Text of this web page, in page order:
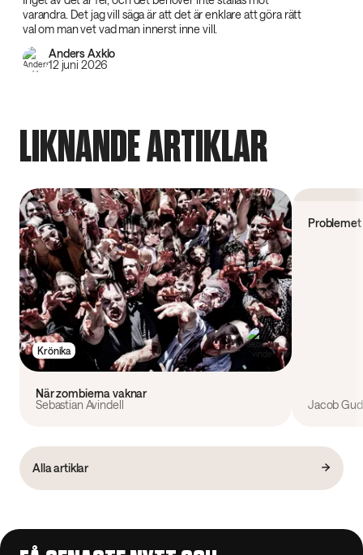
varandra. Det jag vill säga är att det är enklare att göra rätt
val om man vet vad man innerst inne vill.
Anders Axklo
12 juni 2026
LIKNANDE ARTIKLAR
Krönika
När zombierna vaknar
Sebastian Avindell
Jacob
Alla artiklar